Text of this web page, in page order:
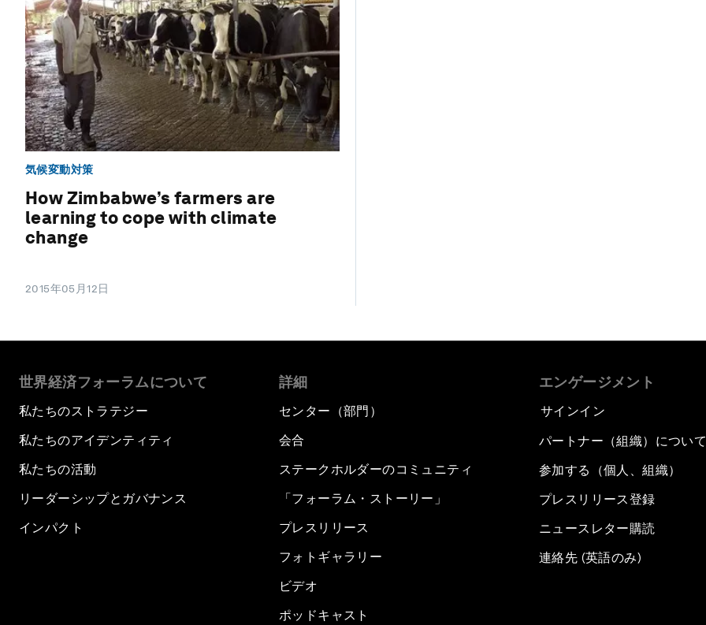
気候変動対策
How Zimbabwe’s farmers are
learning to cope with climate
change
2015年05月12日
世界経済フォーラムについて
私たちのストラテジー
私たちのアイデンティティ
私たちの活動
リーダーシップとガバナンス
インパクト
詳細
センター（部門）
会合
ステークホルダーのコミュニティ
「フォーラム・ストーリー」
プレスリリース
フォトギャラリー
ビデオ
ポッドキャスト
エンゲージメント
サインイン
パートナー（組織）について
参加する（個人、組織）
プレスリリース登録
ニュースレター購読
連絡先 (英語のみ)